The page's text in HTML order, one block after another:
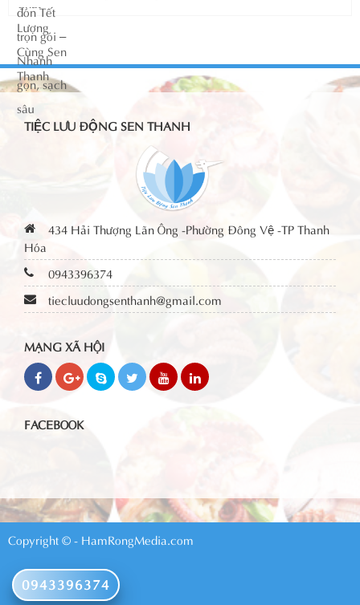
TIỆC LƯU ĐỘNG SEN THANH
434 Hải Thượng Lãn Ông -Phường Đông Vệ -TP Thanh
Hóa
0943396374
tiecluudongsenthanh@gmail.com
MẠNG XÃ HỘI
FACEBOOK
Copyright © - HamRongMedia.com
0943396374